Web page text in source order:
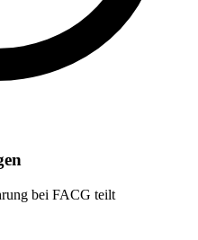
bei FACG teilt